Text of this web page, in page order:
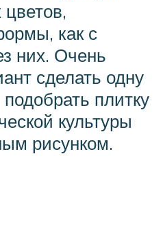
как с
них. Очень
сделать одну
плитку
культуры
рисунком.